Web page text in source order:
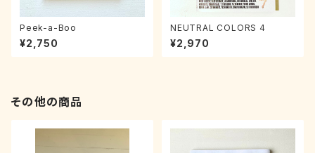
Peek-a-Boo
¥2,750
NEUTRAL COLORS 4
¥2,970
その他の商品